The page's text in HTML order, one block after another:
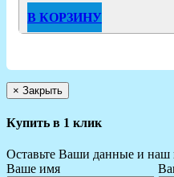
В КОРЗИНУ
× Закрыть
Купить в 1 клик
Оставьте Ваши данные и наш
Ваше имя